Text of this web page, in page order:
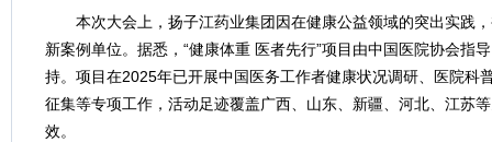
本次大会上，扬子江药业集团因在健康公益领域的突出实践
新案例单位。据悉，“健康体重 医者先行”项目由中国医院协会指
持。项目在2025年已开展中国医务工作者健康状况调研、医院科
征集等专项工作，活动足迹覆盖广西、山东、新疆、河北、江苏
效。